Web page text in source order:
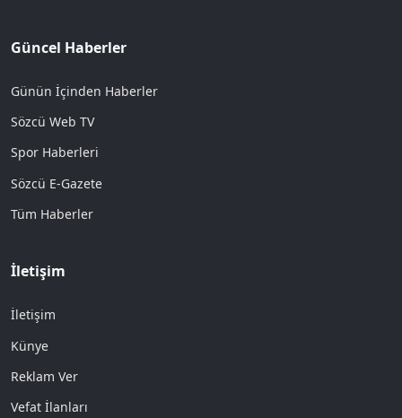
Güncel Haberler
Günün İçinden Haberler
Sözcü Web TV
Spor Haberleri
Sözcü E-Gazete
Tüm Haberler
İletişim
İletişim
Künye
Reklam Ver
Vefat İlanları